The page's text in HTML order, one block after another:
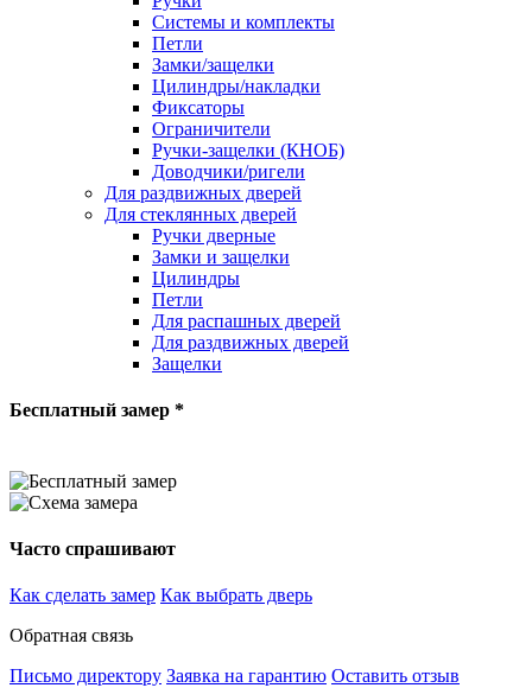
Системы и комплекты
Петли
Замки/защелки
Цилиндры/накладки
Фиксаторы
Ограничители
Ручки-защелки (КНОБ)
Доводчики/ригели
Для раздвижных дверей
Для стеклянных дверей
Ручки дверные
Замки и защелки
Цилиндры
Петли
Для распашных дверей
Для раздвижных дверей
Защелки
Бесплатный замер *
Часто спрашивают
Как сделать замер Как выбрать дверь
Обратная связь
Письмо директору Заявка на гарантию Оставить отзыв